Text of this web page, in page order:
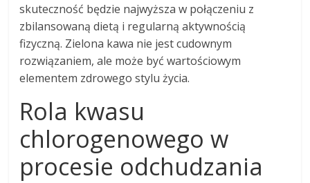
skuteczność będzie najwyższa w połączeniu z
zbilansowaną dietą i regularną aktywnością
fizyczną. Zielona kawa nie jest cudownym
rozwiązaniem, ale może być wartościowym
elementem zdrowego stylu życia.
Rola kwasu
chlorogenowego w
procesie odchudzania